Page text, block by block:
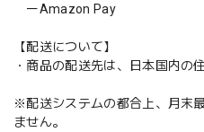
ーAmazon Pay
【配送について】
・商品の配送先は、日本国内の
※配送システムの都合上、月末
ません。